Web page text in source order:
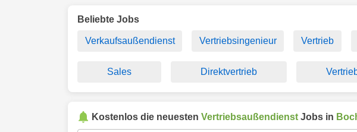
Beliebte Jobs
Verkaufsaußendienst Vertriebsingenieur Vertrieb
Sales Direktvertrieb
Kostenlos die neuesten Vertriebsaußendienst Jobs in